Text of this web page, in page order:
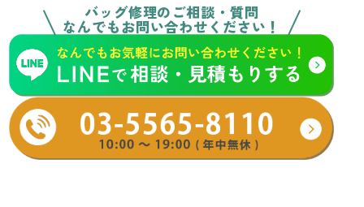
バッグ修理のご相談・質問
なんでもお問い合わせください！